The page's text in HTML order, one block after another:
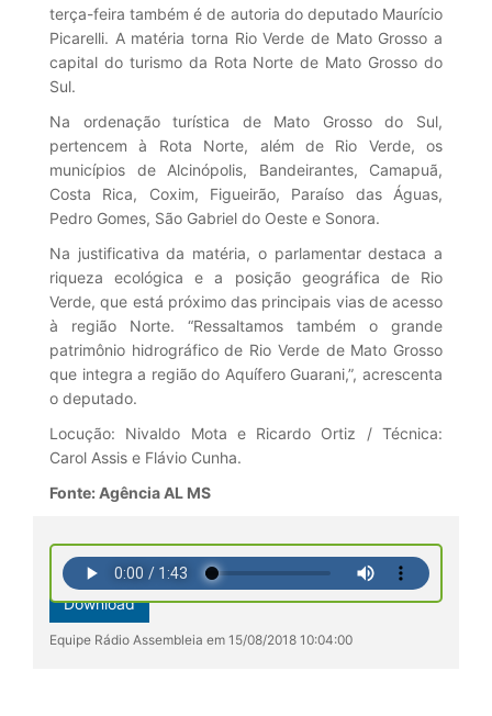
terça-feira também é de autoria do deputado Maurício
Picarelli. A matéria torna Rio Verde de Mato Grosso a
capital do turismo da Rota Norte de Mato Grosso do
Sul.
Na ordenação turística de Mato Grosso do Sul,
pertencem à Rota Norte, além de Rio Verde, os
municípios de Alcinópolis, Bandeirantes, Camapuã,
Costa Rica, Coxim, Figueirão, Paraíso das Águas,
Pedro Gomes, São Gabriel do Oeste e Sonora.
Na justificativa da matéria, o parlamentar destaca a
riqueza ecológica e a posição geográfica de Rio
Verde, que está próximo das principais vias de acesso
à região Norte. “Ressaltamos também o grande
patrimônio hidrográfico de Rio Verde de Mato Grosso
que integra a região do Aquífero Guarani,”, acrescenta
o deputado.
Locução: Nivaldo Mota e Ricardo Ortiz / Técnica:
Carol Assis e Flávio Cunha.
Fonte: Agência AL MS
Download
Equipe Rádio Assembleia em 15/08/2018 10:04:00